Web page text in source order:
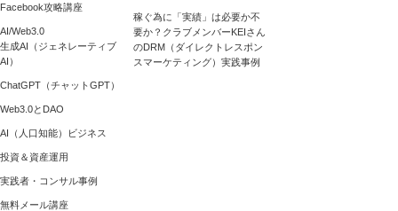
Facebook攻略講座
AI/Web3.0
生成AI（ジェネレーティブ
AI）
ChatGPT（チャットGPT）
Web3.0とDAO
AI（人口知能）ビジネス
投資＆資産運用
実践者・コンサル事例
無料メール講座
稼ぐ為に「実績」は必要か不
要か？クラブメンバーKEIさん
のDRM（ダイレクトレスポン
スマーケティング）実践事例